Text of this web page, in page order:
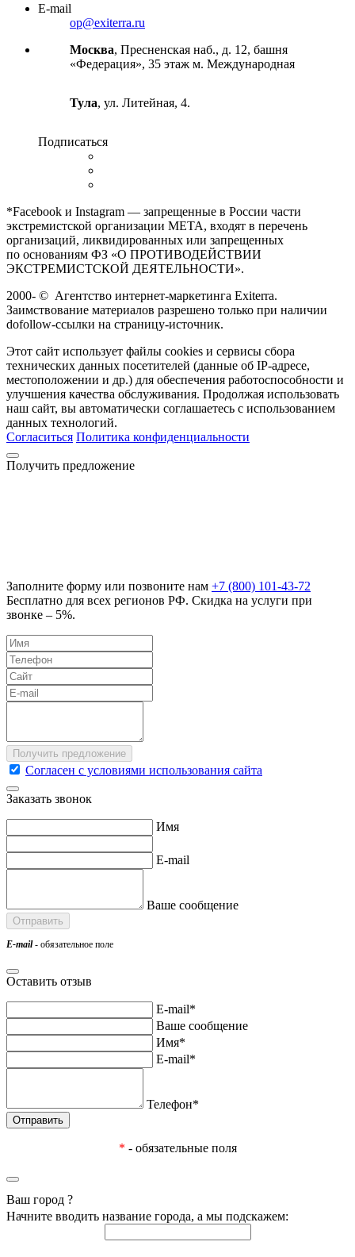
E-mail
op@exiterra.ru
Москва, Пресненская наб., д. 12, башня
«Федерация», 35 этаж м. Международная
Тула, ул. Литейная, 4.
Подписаться
*Facebook и Instagram — запрещенные в России части
экстремистской организации META, входят в перечень
организаций, ликвидированных или запрещенных
по основаниям ФЗ «О ПРОТИВОДЕЙСТВИИ
ЭКСТРЕМИСТСКОЙ ДЕЯТЕЛЬНОСТИ».
2000- © Агентство интернет-маркетинга Exiterra.
Заимствование материалов разрешено только при наличии
dofollow-ссылки на страницу-источник.
Этот сайт использует файлы cookies и сервисы сбора
технических данных посетителей (данные об IP-адресе,
местоположении и др.) для обеспечения работоспособности и
улучшения качества обслуживания. Продолжая использовать
наш сайт, вы автоматически соглашаетесь с использованием
данных технологий.
Согласиться Политика конфиденциальности
Получить предложение
Заполните форму или позвоните нам +7 (800) 101-43-72
Бесплатно для всех регионов РФ. Скидка на услуги при
звонке – 5%.
Согласен с условиями использования сайта
Заказать звонок
Имя
E-mail
Ваше сообщение
E-mail- обязательное поле
Оставить отзыв
E-mail*
Ваше сообщение
Имя*
E-mail*
Телефон*
* - обязательные поля
Ваш город ?
Начните вводить название города, а мы подскажем: